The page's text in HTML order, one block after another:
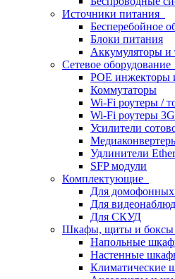
Источники питания
Бесперебойное
Блоки питания
Аккумуляторы и
Сетевое оборудование
POE инжекторы
Коммутаторы
Wi-Fi роутеры /
Wi-Fi роутеры
Усилители
Удлинители
SFP модули
Комплектующие
Для домофонных
Для
Для СКУД
Шкафы, щиты и боксы
Напольные
Настенные
Климатические